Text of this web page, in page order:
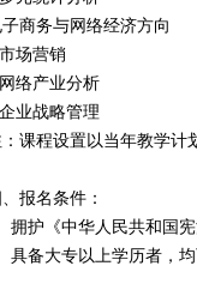
商务与网络经济方向
场营销
络产业分析
业战略管理
课程设置以当年教学计
报名条件：
拥护《中华人民共和国
具备大专以上学历者，